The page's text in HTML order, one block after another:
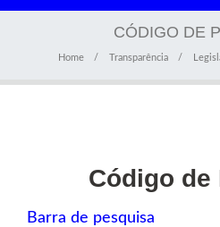
CÓDIGO DE
Home Transparência
Código de
Barra de pesquisa